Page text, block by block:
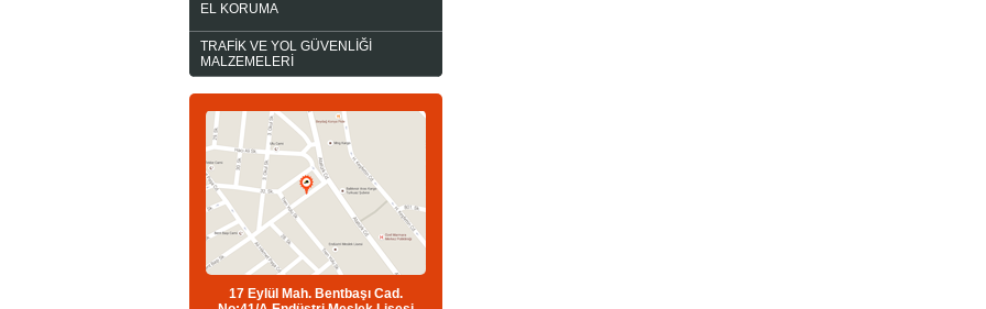
EL KORUMA
TRAFİK VE YOL GÜVENLİĞİ
MALZEMELERİ
17 Eylül Mah. Bentbaşı Cad.